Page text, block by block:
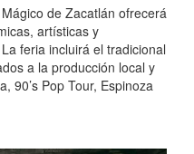
de Zacatlán ofrecerá
artísticas y
feria incluirá el tradicional
a la producción local y
90’s Pop Tour, Espinoza